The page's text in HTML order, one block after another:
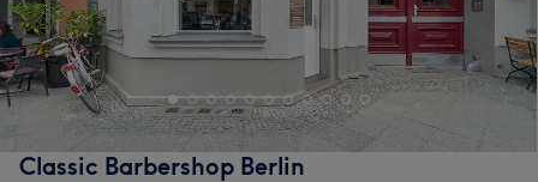
Classic Barbershop Berlin